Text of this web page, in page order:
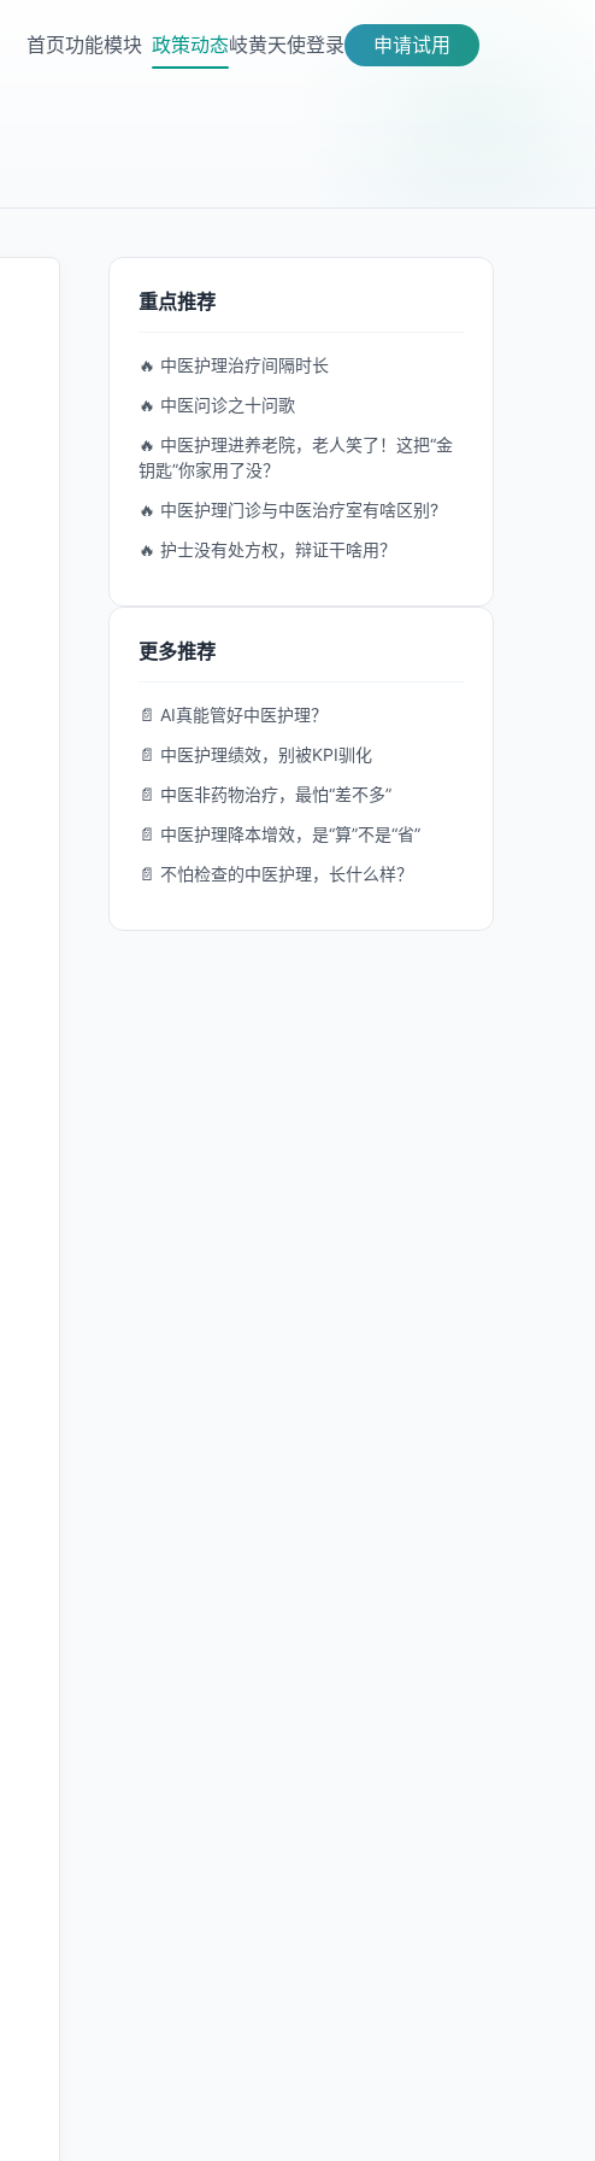
首页功能模块 政策动态岐黄天使登录 申请试用
重点推荐
🔥 中医护理治疗间隔时长
🔥 中医问诊之十问歌
🔥 中医护理进养老院，老人笑了！这把“金
钥匙”你家用了没？
🔥 中医护理门诊与中医治疗室有啥区别?
🔥 护士没有处方权，辩证干啥用？
更多推荐
📄 AI真能管好中医护理？
📄 中医护理绩效，别被KPI驯化
📄 中医非药物治疗，最怕“差不多”
📄 中医护理降本增效，是“算”不是“省”
📄 不怕检查的中医护理，长什么样？